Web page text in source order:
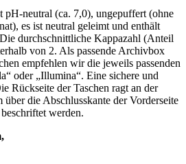
pH-neutral (ca. 7,0), ungepuffert (ohne
es ist neutral geleimt und enthält
durchschnittliche Kappazahl (Anteil
von 2. Als passende Archivbox
empfehlen wir die jeweils passenden
oder „Illumina“. Eine sichere und
Rückseite der Taschen ragt an der
die Abschlusskante der Vorderseite
werden.